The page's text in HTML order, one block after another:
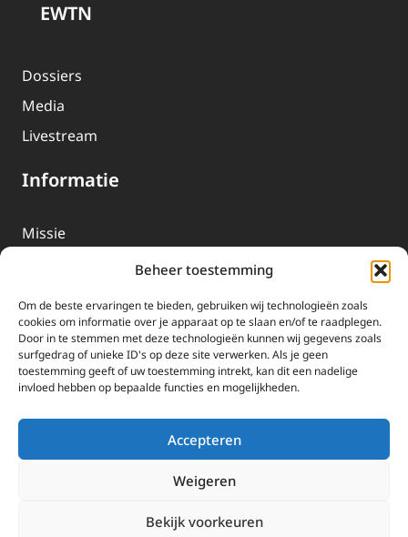
Beheer toestemming
Om de beste ervaringen te bieden, gebruiken wij technologieën zoals
cookies om informatie over je apparaat op te slaan en/of te raadplegen.
Door in te stemmen met deze technologieën kunnen wij gegevens zoals
surfgedrag of unieke ID's op deze site verwerken. Als je geen
toestemming geeft of uw toestemming intrekt, kan dit een nadelige
invloed hebben op bepaalde functies en mogelijkheden.
Accepteren
Weigeren
Bekijk voorkeuren
EWTN
Dossiers
Media
Livestream
Informatie
Missie
EWTN-Team
Organisatiegegevens
Doneren
EWTN wordt uitsluitend gefinancierd door uw donaties.
Wij ontvangen bewust geen advertentie-inkomsten of